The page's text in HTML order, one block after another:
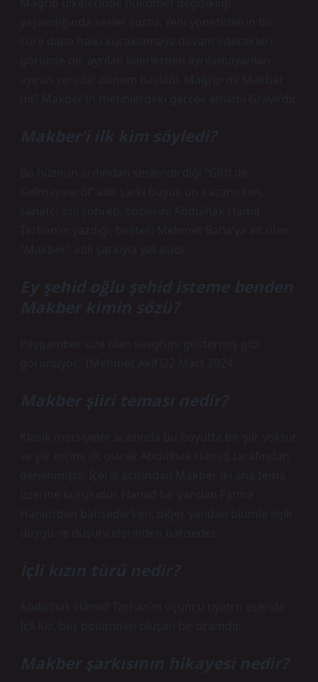
yaşandığında sesler sustu. Yeni yöneticilerin bir
süre daha halkı kucaklamaya devam edecekleri
görünse de, ayrılan liderlerden ayrılamayanları
ayıran yeni bir dönem başladı. Mağrip mi Makber
mi? Makber’in metinlerdeki gerçek anlamı Grave’dir.
Makber’i ilk kim söyledi?
Bu hüznün ardından seslendirdiği “Gitti de
Gelmayıverdi” adlı şarkı büyük ün kazanırken,
sanatçı asıl şöhreti, sözlerini Abdülhak Hamit
Tarhan’ın yazdığı, bestesi Mehmet Baha’ya ait olan
“Makber” adlı şarkıyla yakaladı.
Ey şehid oğlu şehid isteme benden
Makber kimin sözü?
Peygamber size olan sevgisini göstermiş gibi
görünüyor.” (Mehmet Akif)22 Mart 2024
Makber şiiri teması nedir?
Klasik mersiyeler arasında bu boyutta bir şiir yoktur
ve şiir biçimi ilk olarak Abdülhak Hamid tarafından
denenmiştir. İçerik açısından Makber iki ana tema
üzerine kuruludur. Hamid bir yandan Fatma
Hanım’dan bahsederken, diğer yandan ölümle ilgili
duygu ve düşüncelerinden bahseder.
İçli kızın türü nedir?
Abdülhak Hâmid Tarhan’ın üçüncü tiyatro eseridir.
İçli Kız, beş bölümden oluşan bir dramdır.
Makber şarkısının hikayesi nedir?